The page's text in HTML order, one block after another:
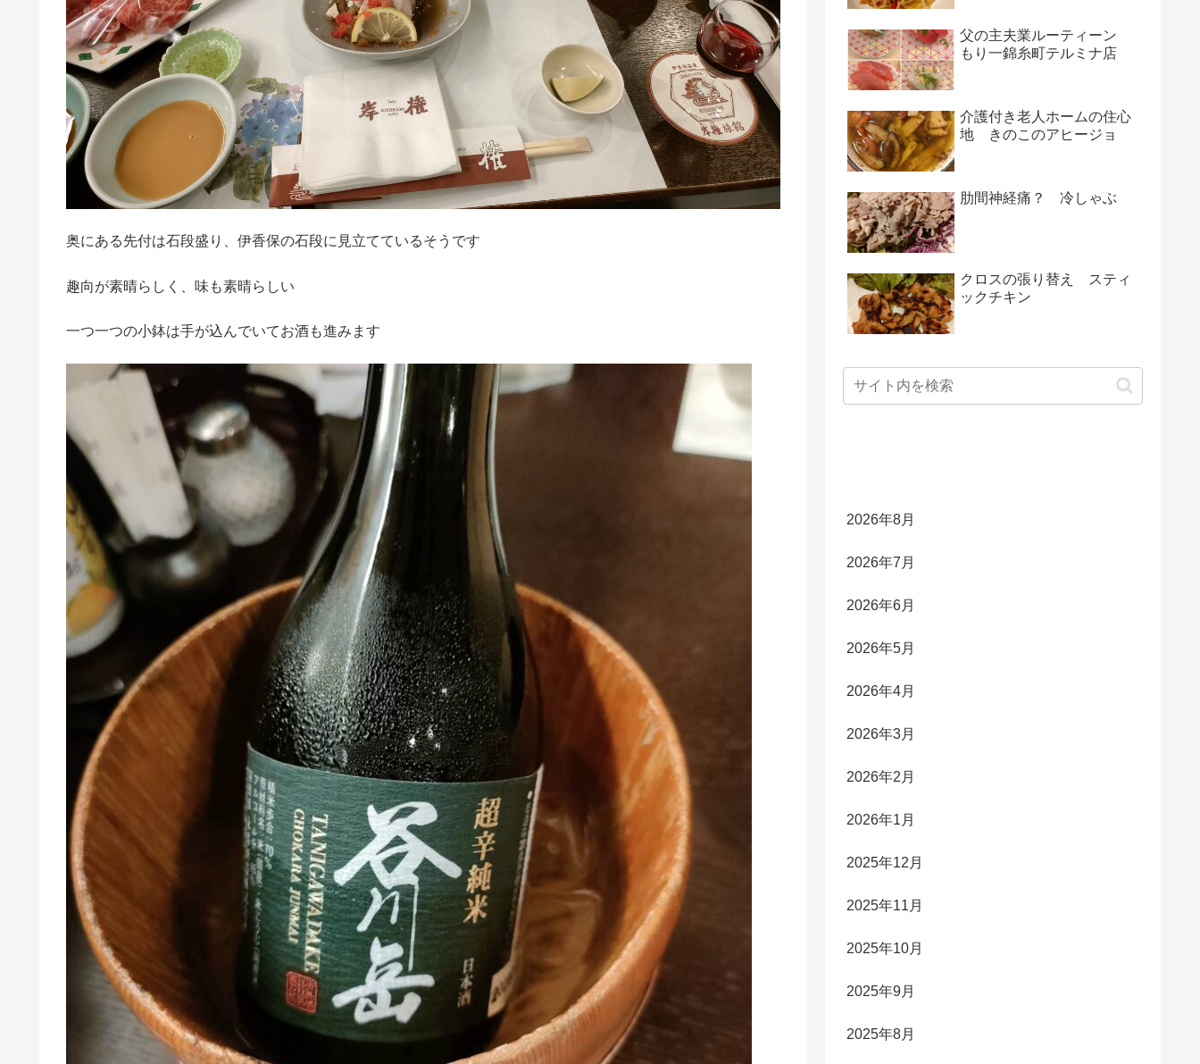
奥にある先付は石段盛り、伊香保の石段に見立てているそうです
趣向が素晴らしく、味も素晴らしい
一つ一つの小鉢は手が込んでいてお酒も進みます
父の主夫業ルーティーン
もり一錦糸町テルミナ店
介護付き老人ホームの住心
地 きのこのアヒージョ
肋間神経痛？ 冷しゃぶ
クロスの張り替え スティ
ックチキン
2026年8月
2026年7月
2026年6月
2026年5月
2026年4月
2026年3月
2026年2月
2026年1月
2025年12月
2025年11月
2025年10月
2025年9月
2025年8月